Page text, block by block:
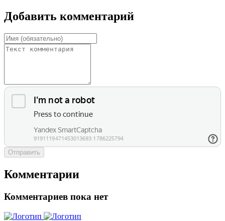
Добавить комментарий
Отправить
Комментарии
Комментариев пока нет